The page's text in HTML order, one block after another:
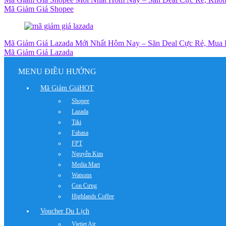
Mã Giảm Giá Shopee
Mã Giảm Giá Lazada Mới Nhất Hôm Nay – Săn Deal Cực Rẻ,
Mã Giảm Giá Lazada
MENU ĐIỀU HƯỚNG
Mã Giảm GiáHOT
Shopee
Lazada
Tiki
Fahasa
FPT
Nguyễn Kim
Media Mart
Watsons
Con Cưng
Highlands Coffee
Voucher Du Lịch
Vietjet Air